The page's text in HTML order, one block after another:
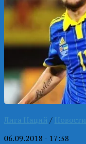
Лига Наций / Новости
06.09.2018 - 17:38